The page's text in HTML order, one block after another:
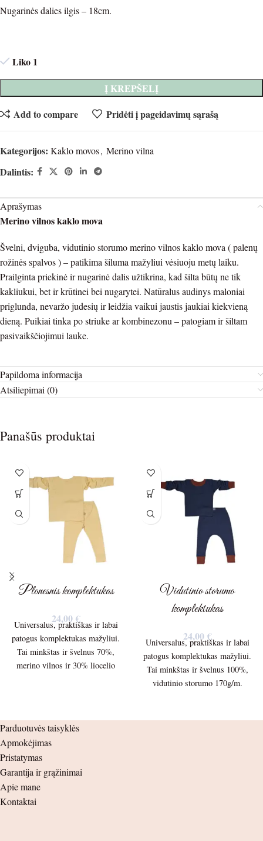
Nugarinės dalies ilgis – 18cm.
Liko 1
Į KREPŠELĮ
Add to compare
Pridėti į pageidavimų sąrašą
Kategorijos: Kaklo movos, Merino vilna
Dalintis:
Aprašymas
Merino vilnos kaklo mova
Švelni, dviguba, vidutinio storumo merino vilnos kaklo mova ( palenų
rožinės spalvos ) – patikima šiluma mažyliui vėsiuoju metų laiku.
Prailginta priekinė ir nugarinė dalis užtikrina, kad šilta būtų ne tik
kakliukui, bet ir krūtinei bei nugarytei. Natūralus audinys maloniai
priglunda, nevaržo judesių ir leidžia vaikui jaustis jaukiai kiekvieną
dieną. Puikiai tinka po striuke ar kombinezonu – patogiam ir šiltam
pasivaikščiojimui lauke.
Papildoma informacija
Atsiliepimai (0)
Panašūs produktai
Plonesnis komplektukas
24,00 €
Universalus, praktiškas ir labai
patogus komplektukas mažyliui.
Tai minkštas ir švelnus 70%,
merino vilnos ir 30% liocelio
– 30cm. Rankovės ilgis nuo
peties siūlės – 34cm. nuo
pažastėlės – 29cm. Kelnių ilgis –
51cm. nuo klynuko – 33cm.
Šlaunis – 16cm. Juosmuo ( guma
Vidutinio storumo
komplektukas
24,00 €
Universalus, praktiškas ir labai
patogus komplektukas mažyliui.
Tai minkštas ir švelnus 100%,
vidutinio storumo 170g/m.
Palaidinės plotis po pažastėlėmis
Parduotuvės taisyklės
Apmokėjimas
Pristatymas
Garantija ir grąžinimai
Apie mane
Kontaktai